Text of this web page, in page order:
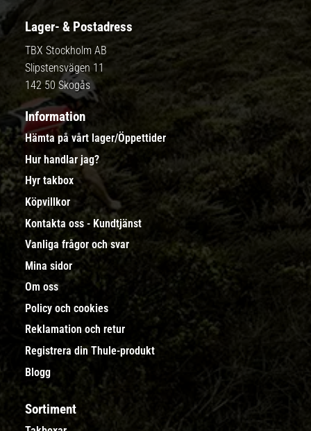
Lager- & Postadress
TBX Stockholm AB
Slipstensvägen 11
142 50 Skogås
Information
Hämta på vårt lager/Öppettider
Hur handlar jag?
Hyr takbox
Köpvillkor
Kontakta oss - Kundtjänst
Vanliga frågor och svar
Mina sidor
Om oss
Policy och cookies
Reklamation och retur
Registrera din Thule-produkt
Blogg
Sortiment